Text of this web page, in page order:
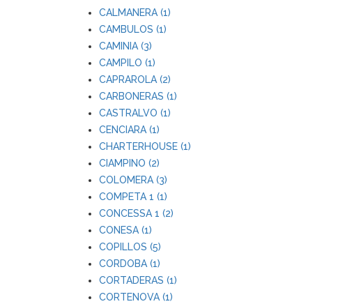
CALMANERA (1)
CAMBULOS (1)
CAMINIA (3)
CAMPILO (1)
CAPRAROLA (2)
CARBONERAS (1)
CASTRALVO (1)
CENCIARA (1)
CHARTERHOUSE (1)
CIAMPINO (2)
COLOMERA (3)
COMPETA 1 (1)
CONCESSA 1 (2)
CONESA (1)
COPILLOS (5)
CORDOBA (1)
CORTADERAS (1)
CORTENOVA (1)